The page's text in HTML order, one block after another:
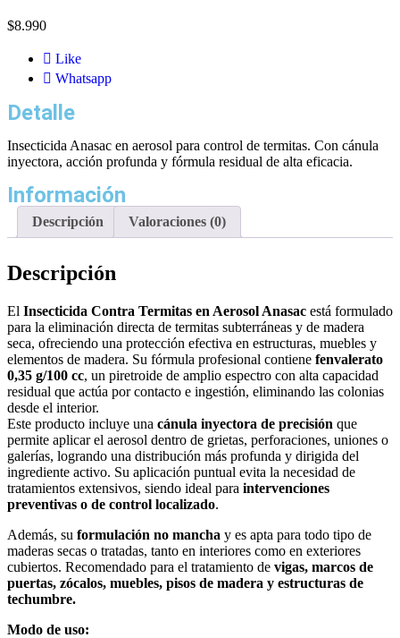
$8.990
Like
Whatsapp
Detalle
Insecticida Anasac en aerosol para control de termitas. Con cánula
inyectora, acción profunda y fórmula residual de alta eficacia.
Información
Descripción Valoraciones (0)
Descripción
El Insecticida Contra Termitas en Aerosol Anasac está formulado
para la eliminación directa de termitas subterráneas y de madera
seca, ofreciendo una protección efectiva en estructuras, muebles y
elementos de madera. Su fórmula profesional contiene fenvalerato
0,35 g/100 cc, un piretroide de amplio espectro con alta capacidad
residual que actúa por contacto e ingestión, eliminando las colonias
desde el interior.
Este producto incluye una cánula inyectora de precisión que
permite aplicar el aerosol dentro de grietas, perforaciones, uniones o
galerías, logrando una distribución más profunda y dirigida del
ingrediente activo. Su aplicación puntual evita la necesidad de
tratamientos extensivos, siendo ideal para intervenciones
preventivas o de control localizado.
Además, su formulación no mancha y es apta para todo tipo de
maderas secas o tratadas, tanto en interiores como en exteriores
cubiertos. Recomendado para el tratamiento de vigas, marcos de
puertas, zócalos, muebles, pisos de madera y estructuras de
techumbre.
Modo de uso: